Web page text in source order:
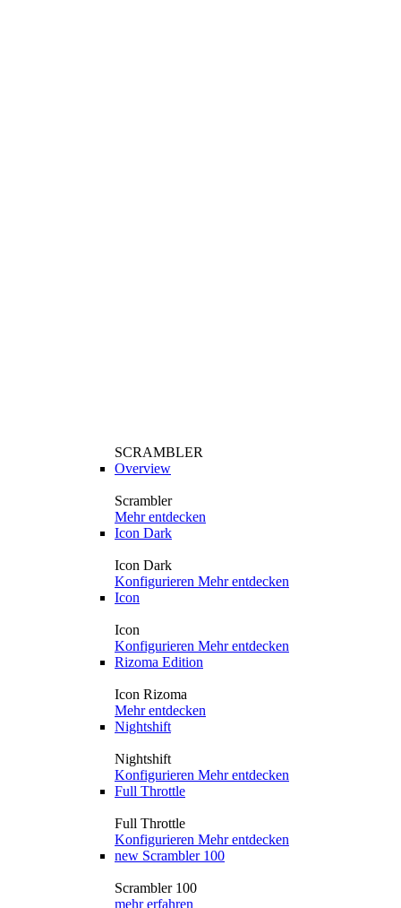
SCRAMBLER
Overview
Scrambler
Mehr entdecken
Icon Dark
Icon Dark
Konfigurieren Mehr entdecken
Icon
Icon
Konfigurieren Mehr entdecken
Rizoma Edition
Icon Rizoma
Mehr entdecken
Nightshift
Nightshift
Konfigurieren Mehr entdecken
Full Throttle
Full Throttle
Konfigurieren Mehr entdecken
new Scrambler 100
Scrambler 100
mehr erfahren